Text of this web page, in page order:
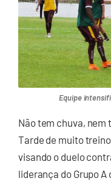
Equipe
Não tem chuva, nem
Tarde de muito
visando o duelo
liderança do Grupo